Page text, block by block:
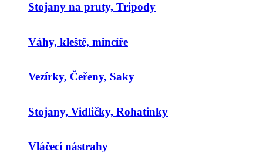
Stojany na pruty, Tripody
Váhy, kleště, mincíře
Vezírky, Čeřeny, Saky
Stojany, Vidličky, Rohatinky
Vláčecí nástrahy